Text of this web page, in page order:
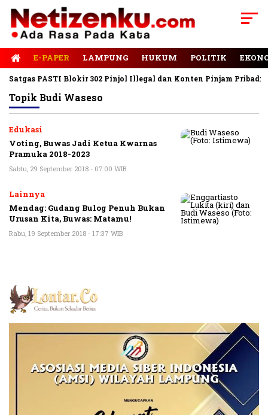
E-PAPER LAMPUNG HUKUM POLITIK
PASTI Blokir 302 Pinjol Illegal dan Konten Pinjam Pribadi
Topik Budi Waseso
Edukasi
Voting, Buwas Jadi Ketua Kwarnas
Pramuka 2018-2023
Sabtu, 29 September 2018 - 07:00 WIB
Lainnya
Mendag: Gudang Bulog Penuh Bukan
Urusan Kita, Buwas: Matamu!
Rabu, 19 September 2018 - 17:37 WIB